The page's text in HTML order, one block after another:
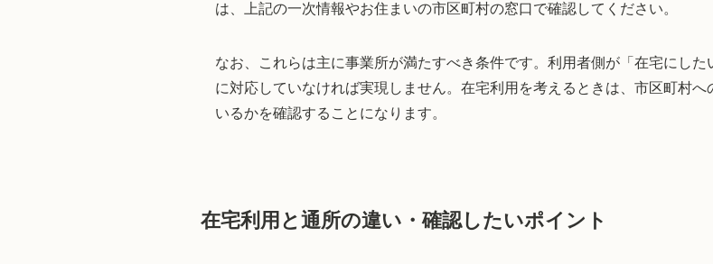
は、上記の一次情報やお住まいの市区町村の窓口で確認してください。
なお、これらは主に事業所が満たすべき条件です。利用者側が「在宅にし
に対応していなければ実現しません。在宅利用を考えるときは、市区町村
いるかを確認することになります。
在宅利用と通所の違い・確認したいポイント